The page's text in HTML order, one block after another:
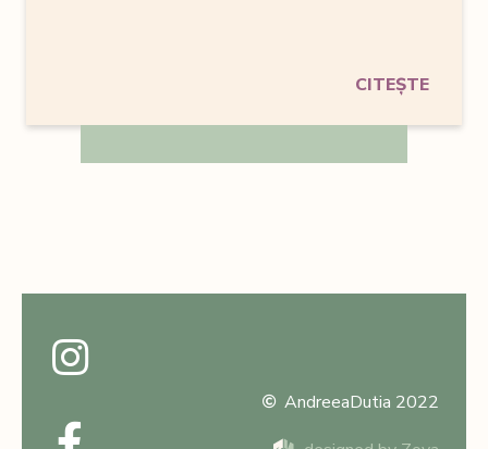
CITEȘTE
AndreeaDutia 2022